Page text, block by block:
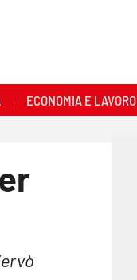
ECONOMIA E LAVORO